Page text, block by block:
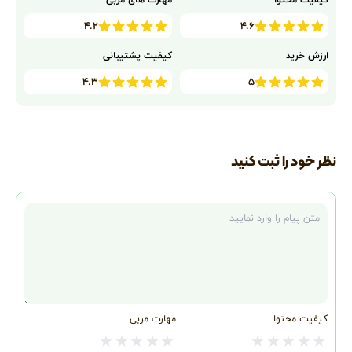
را در ۱۰ ثانیه پیدا کنیم؟
۴. تکنیک‌های اختصاصی بخش شنیداری
۴.۶ ۴.۲
ارزش خرید
۵
کیفیت پشتیبانی
۴.۳
نظر خود را ثبت کنید
کیفیت محتوا
★ ★ ★ ★ ★
مهارت مربی
★ ★ ★ ★ ★